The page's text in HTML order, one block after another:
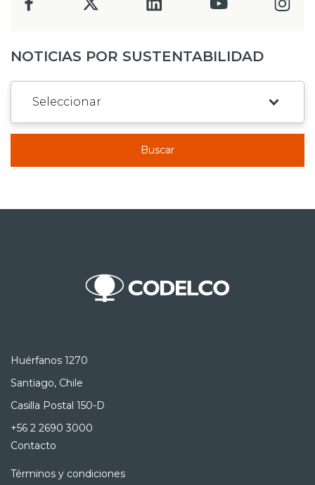
NOTICIAS POR SUSTENTABILIDAD
Buscar
Huérfanos 1270
Santiago, Chile
Casilla Postal 150-D
+56 2 2690 3000
Contacto
Términos y condiciones